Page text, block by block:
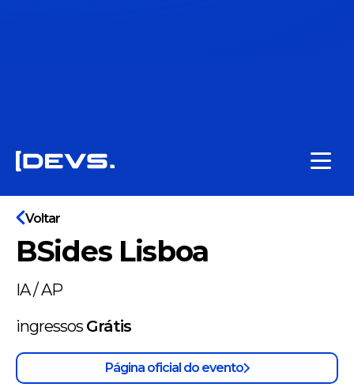
Voltar
BSides Lisboa
IA / AP
ingressos Grátis
Página oficial do evento